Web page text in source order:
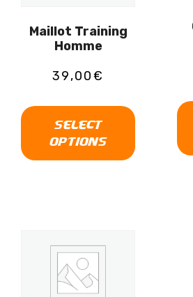
Maillot Training
Homme
39,00€
SELECT
OPTIONS